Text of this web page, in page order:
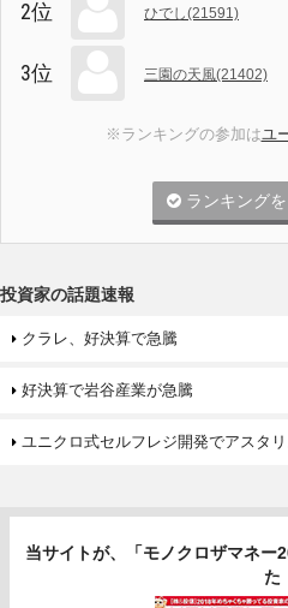
2位 ひでし(21591)
3位 三園の天風(21402)
※ランキングの参加はユ
ランキング
投資家の話題速報
クラレ、好決算で急騰
好決算で岩谷産業が急騰
ユニクロ式セルフレジ開発でアスタ
当サイトが、「モノクロザマネー
た